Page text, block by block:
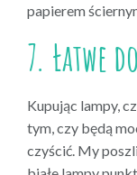
papierem
7. Łatwe
Kupując lampy,
tym, czy będą
czyścić. My